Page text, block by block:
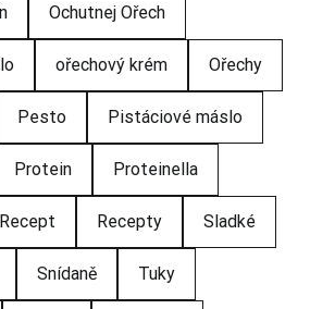
Ochutnej Ořech
ořechový krém Ořechy
Pesto Pistáciové máslo
Protein Proteinella
Recept Recepty Sladké
Snídaně Tuky